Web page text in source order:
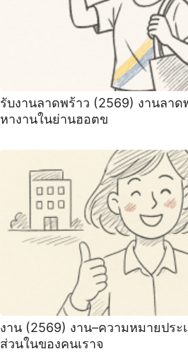
รับงานลาดพร้าว (2569) งานลาด
หางานในย่านฮอตข
งาน (2569) งาน–ความหมายประ
ส่วนในของคนเราจ